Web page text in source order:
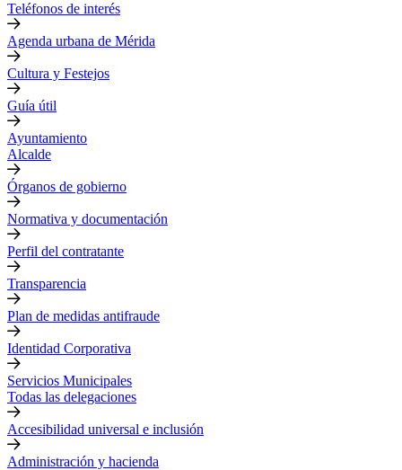
Teléfonos de interés
Agenda urbana de Mérida
Cultura y Festejos
Guía útil
Ayuntamiento
Alcalde
Órganos de gobierno
Normativa y documentación
Perfil del contratante
Transparencia
Plan de medidas antifraude
Identidad Corporativa
Servicios Municipales
Todas las delegaciones
Accesibilidad universal e inclusión
Administración y hacienda